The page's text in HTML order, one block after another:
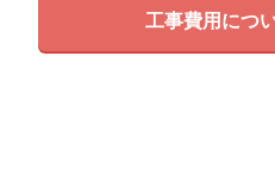
工事費用につ